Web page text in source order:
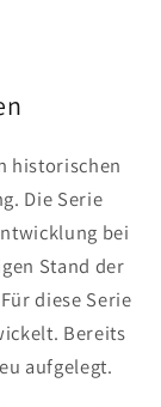
historischen
Die Serie
bei
Stand der
diese Serie
Bereits
aufgelegt.